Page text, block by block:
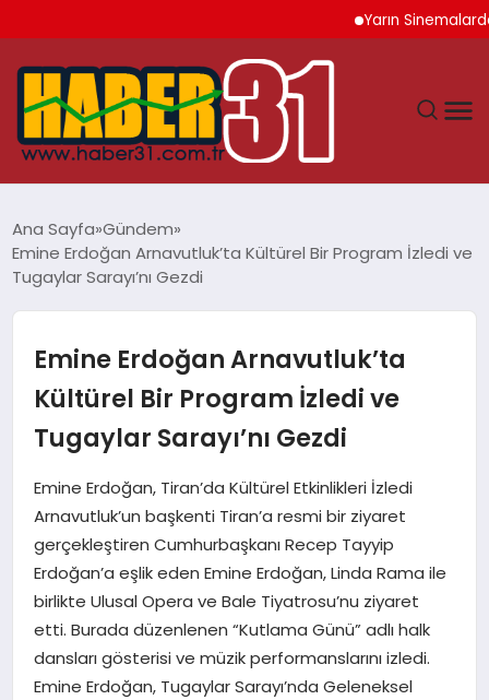
Yarın Sinemalarda 6
HATAY
GÜNDEM
MAGAZIN
SAĞLIK
TEKNOLOJI
Ana Sayfa Gündem
Emine Erdoğan Arnavutluk’ta Kültürel Bir Program İzledi ve
Tugaylar Sarayı’nı Gezdi
Emine Erdoğan Arnavutluk’ta
Kültürel Bir Program İzledi ve
Tugaylar Sarayı’nı Gezdi
Emine Erdoğan, Tiran’da Kültürel Etkinlikleri İzledi
Arnavutluk’un başkenti Tiran’a resmi bir ziyaret
gerçekleştiren Cumhurbaşkanı Recep Tayyip
Erdoğan’a eşlik eden Emine Erdoğan, Linda Rama ile
birlikte Ulusal Opera ve Bale Tiyatrosu’nu ziyaret
etti. Burada düzenlenen “Kutlama Günü” adlı halk
dansları gösterisi ve müzik performanslarını izledi.
Emine Erdoğan, Tugaylar Sarayı’nda Geleneksel